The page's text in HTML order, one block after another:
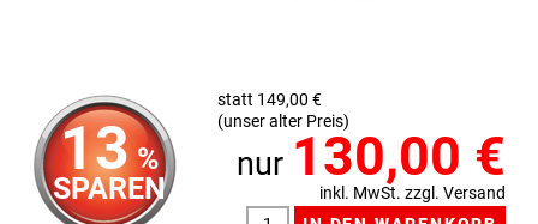
13 %
SPAREN
statt 149,00 €
(unser alter Preis)
nur 130,00 €
inkl. MwSt. zzgl. Versand